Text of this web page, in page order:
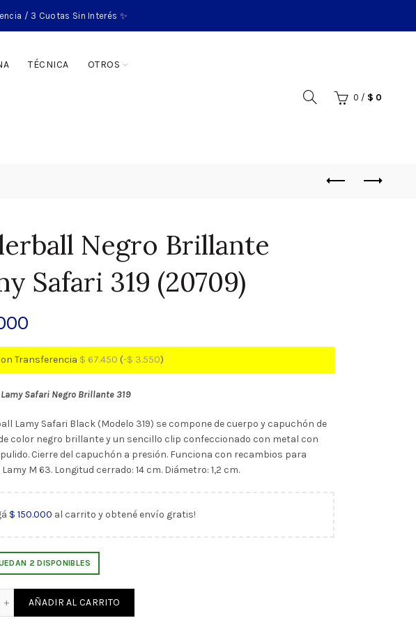
/ 3 Cuotas Sin Interés ✨
TÉCNICA OTROS
0 / $ 0
Negro Brillante
Safari 319 (20709)
Transferencia $ 67.450 (-$ 3.550)
Safari Negro Brillante 319
Lamy Safari Black (Modelo 319) se compone de cuerpo y capuchón de
color negro brillante y un sencillo clip confeccionado con metal con
Cierre del capuchón a presión. Funciona con recambios para
M 63. Longitud cerrado: 14 cm. Diámetro: 1,2 cm.
$ 150.000 al carrito y obtené envío gratis!
2 DISPONIBLES
Negro Brillante Lamy Safari 319 (20709) cantidad
AÑADIR AL CARRITO